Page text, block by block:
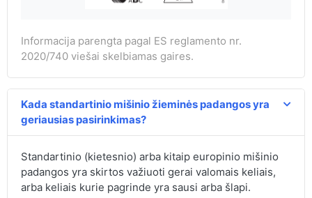
Informacija parengta pagal ES reglamento nr.
2020/740 viešai skelbiamas gaires.
Kada standartinio mišinio žieminės padangos yra
geriausias pasirinkimas?
Standartinio (kietesnio) arba kitaip europinio mišinio
padangos yra skirtos važiuoti gerai valomais keliais,
arba keliais kurie pagrinde yra sausi arba šlapi.